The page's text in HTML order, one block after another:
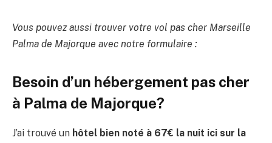
Vous pouvez aussi trouver votre vol pas cher Marseille
Palma de Majorque avec notre formulaire :
Besoin d’un hébergement pas cher
à Palma de Majorque?
J’ai trouvé un hôtel bien noté à 67€ la nuit ici sur la